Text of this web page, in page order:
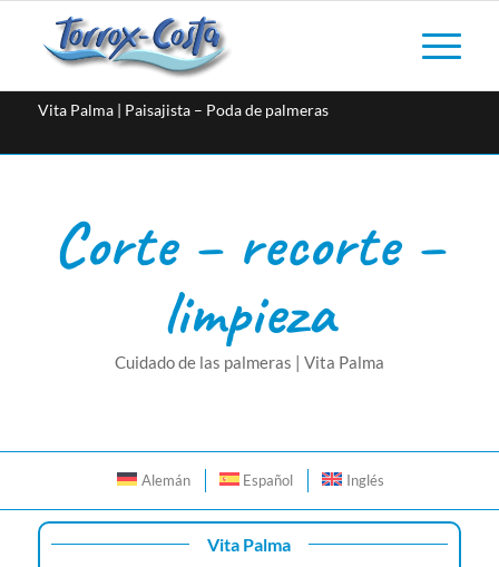
Vita Palma | Paisajista – Poda de palmeras
Corte – recorte –
limpieza
Cuidado de las palmeras | Vita Palma
Alemán Español Inglés
Vita Palma